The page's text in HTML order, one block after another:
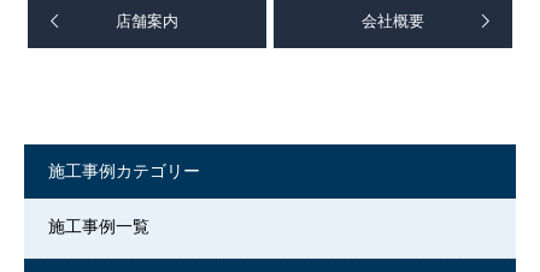
店舗案内 会社概要
施工事例カテゴリー
施工事例一覧